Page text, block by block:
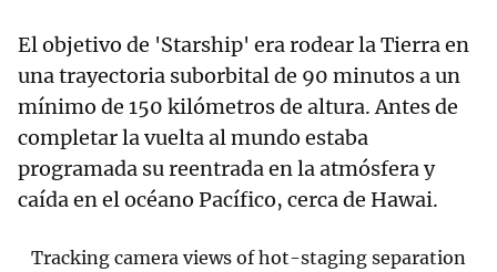
El objetivo de 'Starship' era rodear la Tierra en
una trayectoria suborbital de 90 minutos a un
mínimo de 150 kilómetros de altura. Antes de
completar la vuelta al mundo estaba
programada su reentrada en la atmósfera y
caída en el océano Pacífico, cerca de Hawai.
Tracking camera views of hot-staging separation